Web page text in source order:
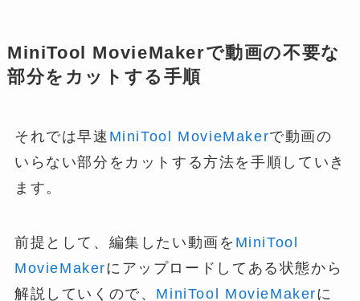
MiniTool MovieMakerで動画の不要な
部分をカットする手順
それでは早速 MiniTool MovieMakerで動画の
いらない部分をカットする方法を手順していき
ます。
前提として、編集したい動画を MiniTool
MovieMakerにアップロードしてある状態から
解説していくので、 MiniTool MovieMakerに